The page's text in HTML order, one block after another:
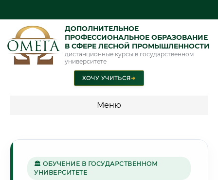
ДОПОЛНИТЕЛЬНОЕ
ПРОФЕССИОНАЛЬНОЕ ОБРАЗОВАНИЕ
В СФЕРЕ ЛЕСНОЙ ПРОМЫШЛЕННОСТИ
дистанционные курсы в государственном
университете
ХОЧУ УЧИТЬСЯ➜
Меню
промышленность"
🏛 ОБУЧЕНИЕ В ГОСУДАРСТВЕННОМ
УНИВЕРСИТЕТЕ